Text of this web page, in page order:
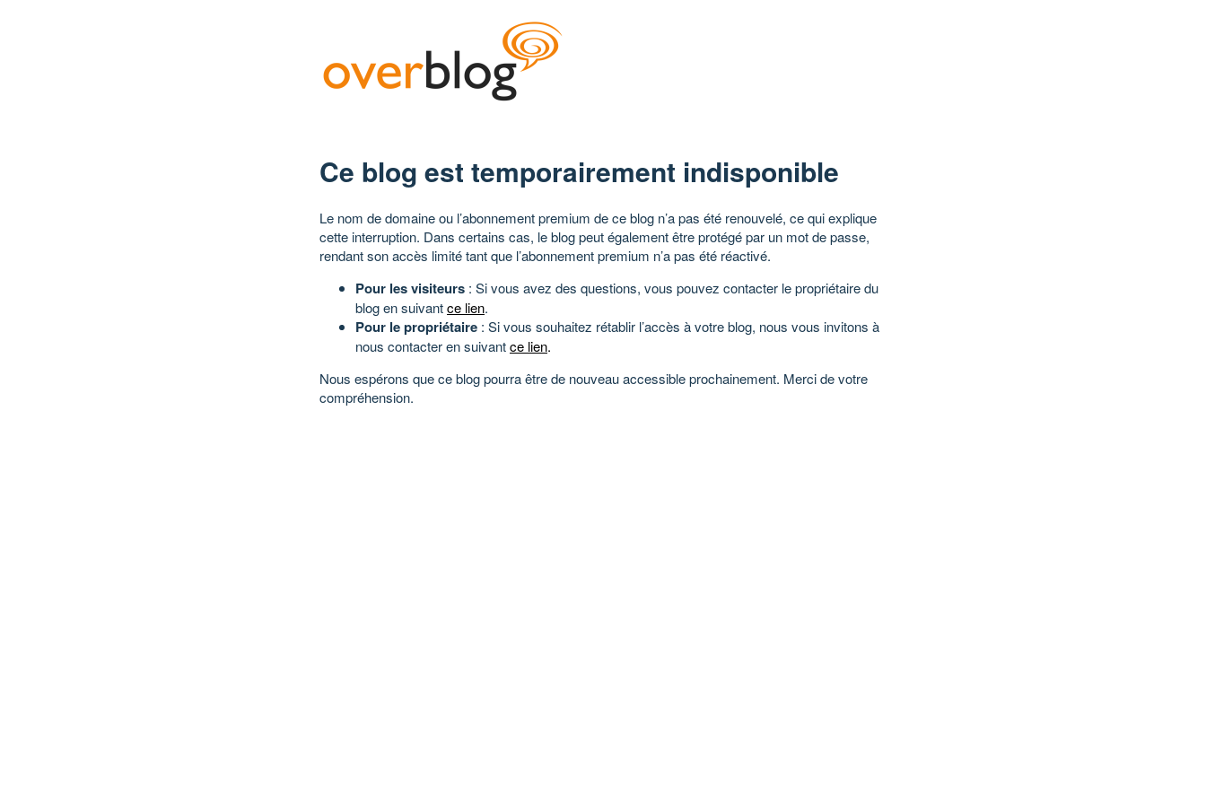
Ce blog est temporairement indisponible
Le nom de domaine ou l’abonnement premium de ce blog n’a pas été renouvelé, ce qui explique
cette interruption. Dans certains cas, le blog peut également être protégé par un mot de passe,
rendant son accès limité tant que l’abonnement premium n’a pas été réactivé.
Pour les visiteurs : Si vous avez des questions, vous pouvez contacter le propriétaire du
blog en suivantce lien.
Pour le propriétaire : Si vous souhaitez rétablir l’accès à votre blog, nous vous invitons à
nous contacter en suivantce lien.
Nous espérons que ce blog pourra être de nouveau accessible prochainement. Merci de votre
compréhension.